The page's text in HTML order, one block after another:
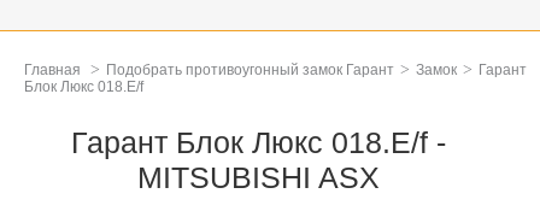
Главная > Подобрать противоугонный замок Гарант > Замок > Гарант
Блок Люкс 018.E/f
Гарант Блок Люкс 018.E/f -
MITSUBISHI ASX